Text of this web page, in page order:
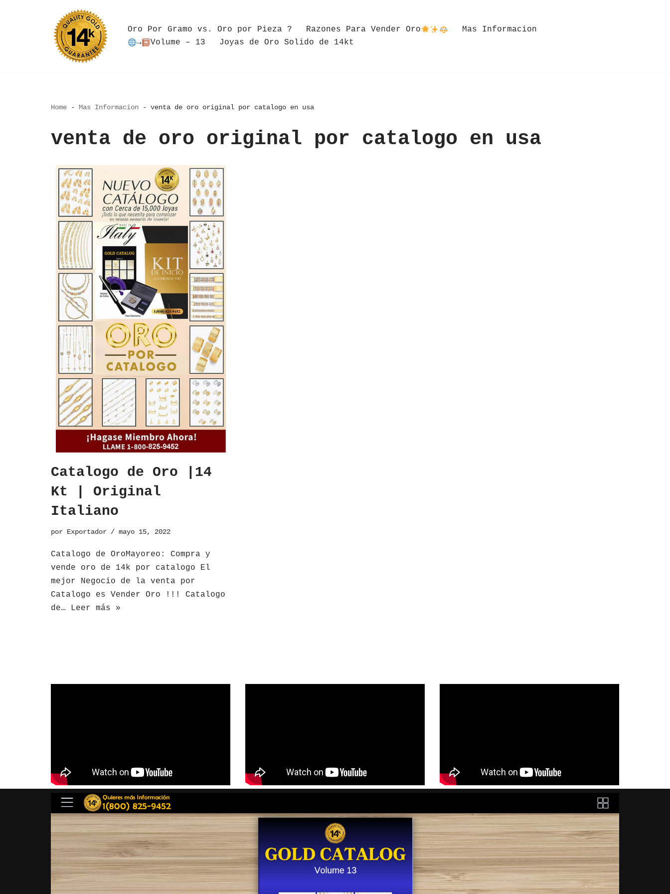
Oro Por Gramo vs. Oro por Pieza ? Razones Para Vender Oro
Mas Informacion
→
Volume – 13 Joyas de Oro Solido de 14kt
Home - Mas Informacion - venta de oro original por catalogo en usa
venta de oro original por catalogo en usa
Catalogo de Oro |14
Kt | Original
Italiano
por Exportador mayo 15, 2022
​Catalogo de OroMayoreo: Compra y
vende oro de 14k por catalogo El
mejor Negocio de la venta por
Catalogo es Vender Oro !!! Catalogo
de… Leer más »